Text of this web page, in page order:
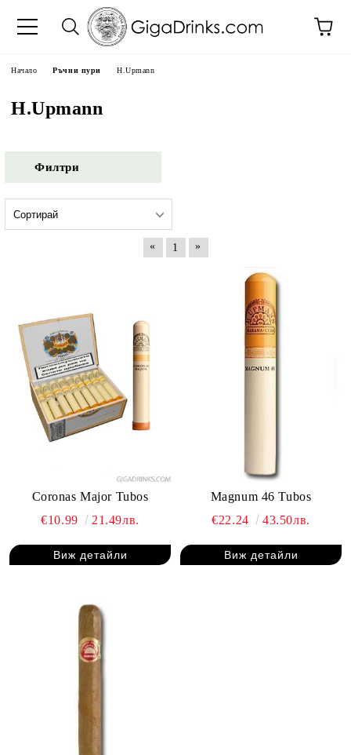
Начало Ръчни пури H.Upmann
H.Upmann
Филтри
« 1 »
Coronas Major Tubos
€10.99
21.49лв.
Виж детайли
Magnum 46 Tubos
€22.24
43.50лв.
Виж детайли